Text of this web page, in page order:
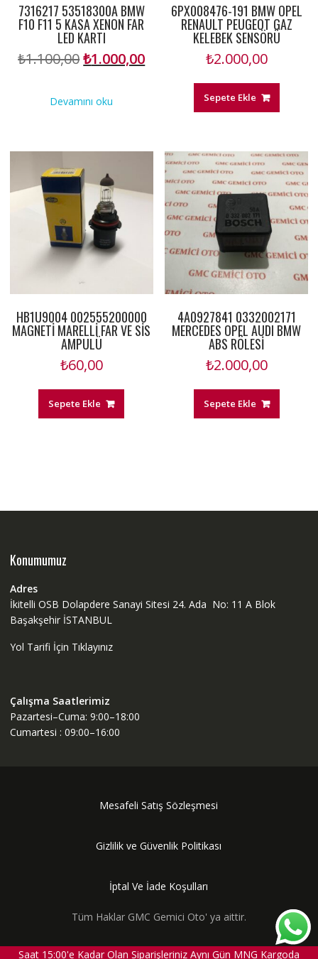
7316217 53518300A BMW
F10 F11 5 KASA XENON FAR
LED KARTI
₺1.100,00Orijinal
₺1.000,00Şu
₺1.000,00.
Devamını oku
6PX008476-191 BMW OPEL
RENAULT PEUGEOT GAZ
KELEBEK SENSÖRÜ
₺2.000,00
Sepete Ekle
HB1U9004 002555200000
MAGNETİ MARELLİ FAR VE SİS
AMPULÜ
₺60,00
Sepete Ekle
4A0927841 0332002171
MERCEDES OPEL AUDI BMW
ABS RÖLESİ
₺2.000,00
Sepete Ekle
Konumumuz
Adres
İkitelli OSB Dolapdere Sanayi Sitesi 24. Ada No: 11 A Blok
Başakşehir İSTANBUL
Yol Tarifi İçin Tıklayınız
Çalışma Saatlerimiz
Pazartesi–Cuma: 9:00–18:00
Cumartesi : 09:00–16:00
Mesafeli Satış Sözleşmesi
Gizlilik ve Güvenlik Politikası
İptal Ve İade Koşulları
Tüm Haklar GMC Gemici Oto' ya aittir.
Saat 15:00'e Kadar Olan Siparişleriniz Aynı Gün MNG Kargoda